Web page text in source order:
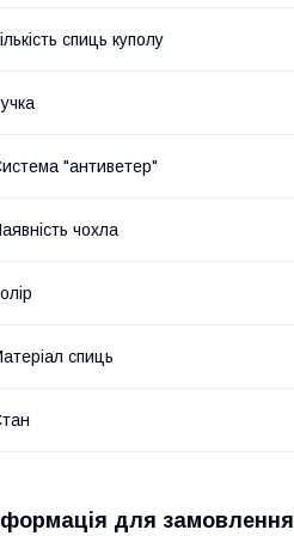
спиць куполу
"антиветер"
чохла
спиць
для замовлення